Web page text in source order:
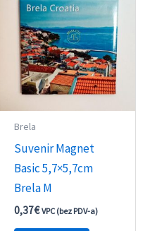
Brela
Suvenir Magnet
Basic 5,7×5,7cm
Brela M
0,37€ VPC (bez PDV-a)